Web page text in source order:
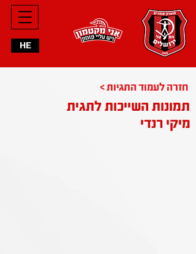
HE
< חזרה לעמוד התגיות
תמונות השייכות לתגית
מיקי רנדי